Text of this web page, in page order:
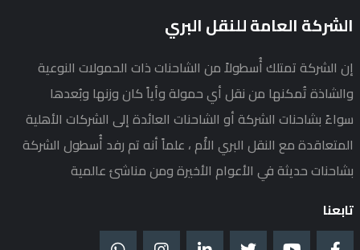
الشركة العامة للنقل البري
إن الشركة تمتلك أُسطولاً من الشاحنات ذات الحمولات النوعية
والشاذة تُمكنها من نقل أي حمولة وأياً كان وزنها وبُعدها
سواءً بشاحنات الشركة أو الشاحنات العائدة إلى الشركات الأهلية
المتعاقدة مع النقل البري الأُم ، علماً أنه تم رفد أُسطول الشركة
بشاحنات حديثة في الأعوام الأخيرة ومن مناشئ عالمية
تابعنا